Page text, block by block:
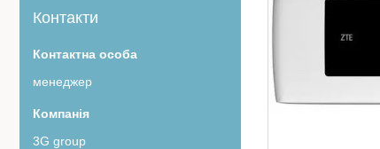
Контакти
менеджер
3G group